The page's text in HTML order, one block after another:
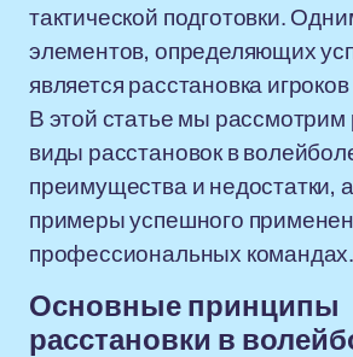
тактической подготовки.
элементов, определяющих
является расстановка
В этой статье мы
виды расстановок в
преимущества и недостатки,
примеры успешного
профессиональных командах.
Основные принципы
расстановки в